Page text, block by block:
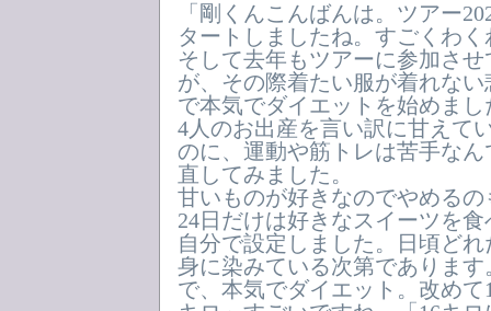
「剛くんこんばんは。ツアー
タートしましたね。すごくわ
そして去年もツアーに参加さ
が、その際着たい服が着れな
で本気でダイエットを始めまし
4人のお出産を言い訳に甘えて
のに、運動や筋トレは苦手な
直してみました。
甘いものが好きなのでやめる
24日だけは好きなスイーツを
自分で設定しました。日頃ど
身に染みている次第であります
で、本気でダイエット。改めて